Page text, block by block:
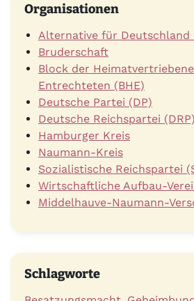
Organisationen
Alternative für Deutschland
Bruderschaft
Block der
Entrechteten (BHE)
Deutsche Partei (DP)
Deutsche Reichspartei (DRP)
Hamburger Kreis
Naumann-Kreis
Sozialistische Reichspartei
Wirtschaftliche Aufbau-
Middelhauve-Naumann-
Schlagworte